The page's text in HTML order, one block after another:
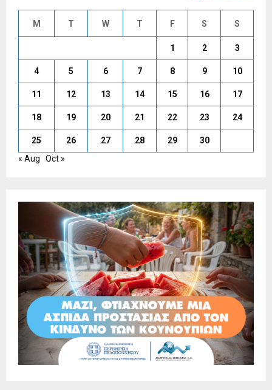
M T W T F S S
1 2 3
4 5 6 7 8 9 10
11 12 13 14 15 16 17
18 19 20 21 22 23 24
25 26 27 28 29
30
« Aug
Oct »